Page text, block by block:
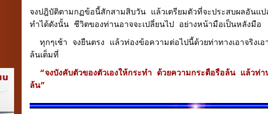
จงปฎิบัติตามกฏข้อนี้สักสามสิบวัน แล้วเตรียมตัวที่จะประสบผลอันแ
ทำได้ดังนั้น ชีวิตของท่านอาจจะเปลี่ยนไป อย่างหน้ามือเป็นหลังมือ
ทุกๆเช้า จงยืนตรง แล้วท่องข้อความต่อไปนี้ด้วยท่าทางเอาจริงเอ
ล้นเต็มที่
“จงบังคับตัวของตัวเองให้กระทำ ด้วยความกระตือรือล้น แล้วท่า
ล้น”